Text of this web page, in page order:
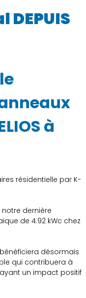
à
résidentielle par K-
dernière
de 4.92 kWc chez
désormais
qui contribuera à
un impact positif